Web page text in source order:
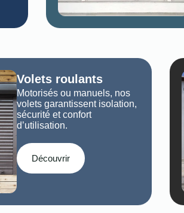
Volets roulants
Motorisés ou manuels, nos
volets garantissent isolation,
sécurité et confort
d’utilisation.
Découvrir